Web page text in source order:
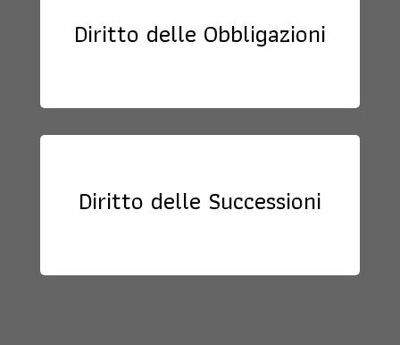
Diritto delle Obbligazioni
Diritto delle Successioni